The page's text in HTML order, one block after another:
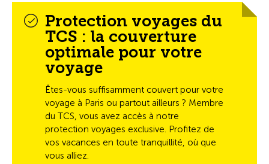
Protection voyages du
TCS : la couverture
optimale pour votre
voyage
Êtes-vous suffisamment couvert pour votre
voyage à Paris ou partout ailleurs ? Membre
du TCS, vous avez accès à notre
protection voyages exclusive. Profitez de
vos vacances en toute tranquillité, où que
vous alliez.